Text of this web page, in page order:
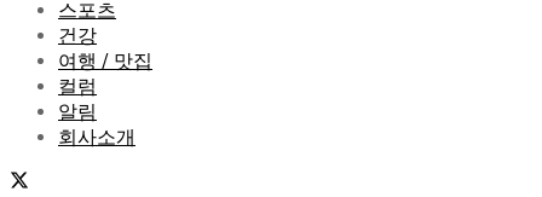
스포츠
건강
여행 / 맛집
컬럼
알림
회사소개